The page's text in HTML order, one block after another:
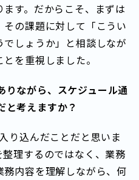
す。だからこそ、まずは
の課題に対して「こうい
しょうか」と相談しなが
を重視しました。
りながら、スケジュール通
と考えますか？
り込んだことだと思いま
理するのではなく、業務
内容を理解しながら、何